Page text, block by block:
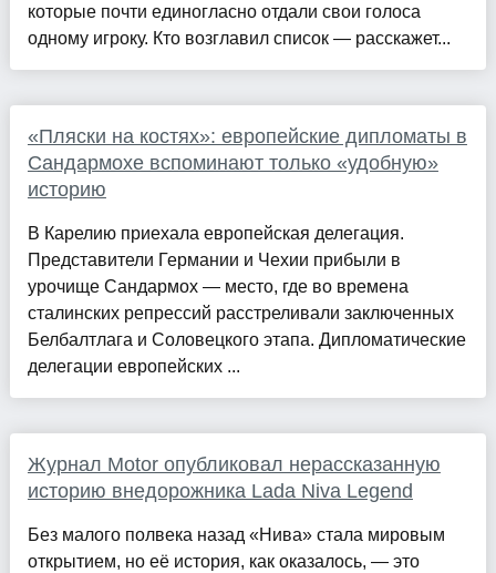
которые почти единогласно отдали свои голоса
одному игроку. Кто возглавил список — расскажет...
«Пляски на костях»: европейские дипломаты в
Сандармохе вспоминают только «удобную»
историю
В Карелию приехала европейская делегация.
Представители Германии и Чехии прибыли в
урочище Сандармох — место, где во времена
сталинских репрессий расстреливали заключенных
Белбалтлага и Соловецкого этапа. Дипломатические
делегации европейских ...
Журнал Motor опубликовал нерассказанную
историю внедорожника Lada Niva Legend
Без малого полвека назад «Нива» стала мировым
открытием, но её история, как оказалось, — это